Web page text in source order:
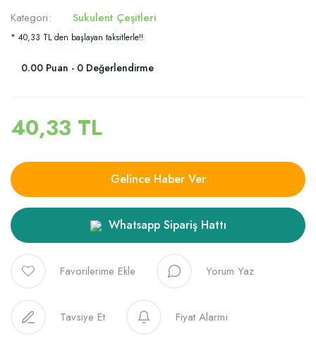
Kategori Sukulent Çeşitleri
* 40,33 TL den başlayan taksitlerle!!
0.00 Puan - 0 Değerlendirme
40,33 TL
Gelince Haber Ver
Whatsapp Sipariş Hattı
Yorum Yaz
Tavsiye Et Fiyat Alarmı